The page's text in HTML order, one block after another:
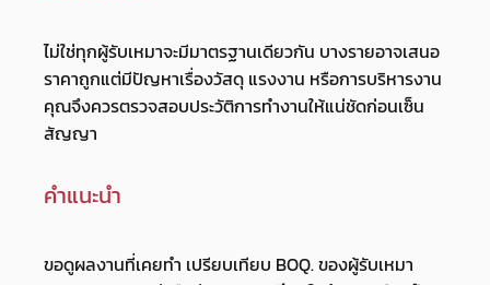
ไม่ใช่ทุกผู้รับเหมาจะมีมาตรฐานเดียวกัน บางรายอาจเสนอ
ราคาถูกแต่มีปัญหาเรื่องวัสดุ แรงงาน หรือการบริหารงาน
คุณจึงควรตรวจสอบประวัติการทำงานให้แน่ชัดก่อนเซ็น
สัญญา
คำแนะนำ
ขอดูผลงานที่เคยทำ เปรียบเทียบ BOQ. ของผู้รับเหมา